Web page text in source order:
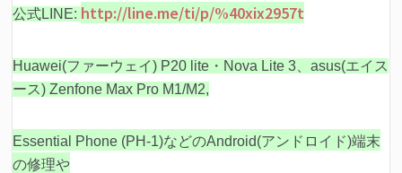
公式LINE: http://line.me/ti/p/%40xix2957t
Huawei(ファーウェイ) P20 lite・Nova Lite 3、asus(エイス
ース) Zenfone Max Pro M1/M2,
Essential Phone (PH-1)などのAndroid(アンドロイド)端末
の修理や